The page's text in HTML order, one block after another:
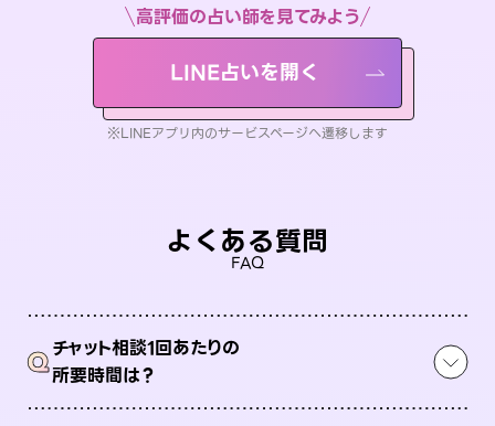
高評価の占い師を見てみよう
LINE占いを開く
※LINEアプリ内のサービスページへ遷移します
よくある質問
FAQ
Qチャット相談1回あたりの
所要時間は？